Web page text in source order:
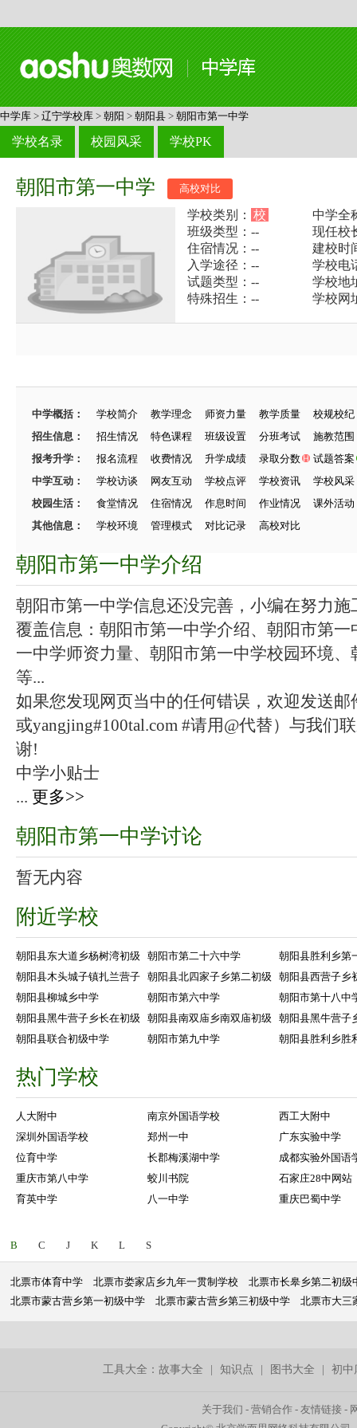
中学库 > 辽宁学校库 > 朝阳 > 朝阳县 > 朝阳市第一中学
学校名录 校园风采 学校PK
朝阳市第一中学 高校对比
学校类别： 校
中学全
班级类型：--
现任校
住宿情况：--
建校时
入学途径：--
学校电
试题类型：--
学校地
特殊招生：--
学校网
中学概括： 学校简介 教学理念 师资力量 教学质量
校规校纪
招生信息：
招生情况 特色课程 班级设置 分班考试
施教范围
报考升学：
报名流程 收费情况 升学成绩 录取分数
试题答案
中学互动：
学校访谈 网友互动 学校点评 学校资讯
学校风采
校园生活：
食堂情况 住宿情况 作息时间 作业情况
课外活动
其他信息：
学校环境 管理模式 对比记录 高校对比
朝阳市第一中学介绍
朝阳市第一中学信息还没完善，小编在努力施
覆盖信息：朝阳市第一中学介绍、朝阳市第
一中学师资力量、朝阳市第一中学校园环境
等...
如果您发现网页当中的任何错误，欢迎发送邮
或yangjing#100tal.com #请用@代替）与我们
谢!
中学小贴士
... 更多>>
朝阳市第一中学讨论
暂无内容
附近学校
朝阳县东大道乡杨树湾初级 朝阳市第二十六中学
朝阳县胜利乡第
朝阳县木头城子镇扎兰营子 朝阳县北四家子乡第二初级
朝阳县西营子乡
朝阳县柳城乡中学
朝阳市第六中学
朝阳市第十八中
朝阳县黑牛营子乡长在初级
朝阳县南双庙乡南双庙初级
朝阳县黑牛营子
朝阳县联合初级中学
朝阳市第九中学 朝阳县胜利乡胜
热门学校
人大附中 南京外国语学校
西工大附中
深圳外国语学校
郑州一中
广东实验中学
位育中学
长郡梅溪湖中学
成都实验外国语
重庆市第八中学
蛟川书院
石家庄28中网站
育英中学
八一中学 重庆巴蜀中学
B C J K L S
北票市体育中学 北票市娄家店乡九年一贯制学校
北票市长皋乡第二初级
北票市蒙古营乡第一初级中学
北票市蒙古营乡第三初级中学 北票市大三
工具大全：故事大全 |知识点 图书大全 |初中
关于我们 -营销合作 -友情链接 -